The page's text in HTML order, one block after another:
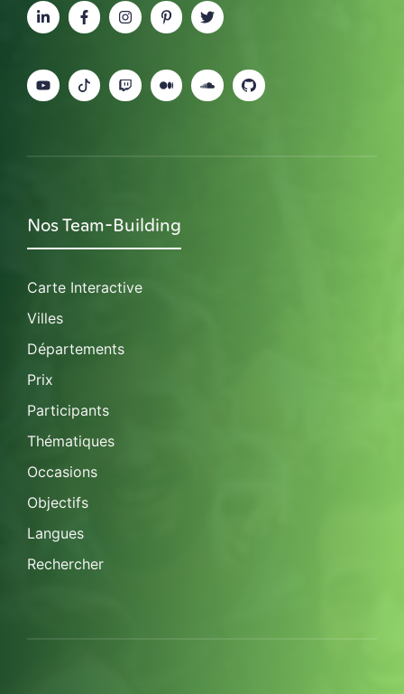
Nos Team-Building
Carte Interactive
Villes
Départements
Prix
Participants
Thématiques
Occasions
Objectifs
Langues
Rechercher